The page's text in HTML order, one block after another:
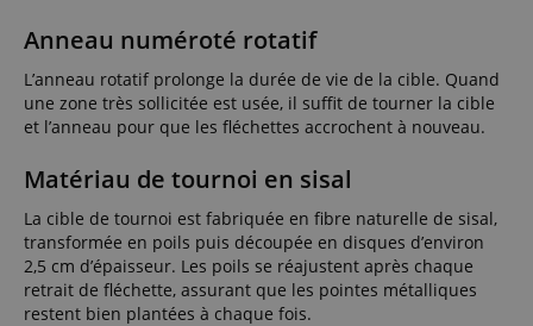
Anneau numéroté rotatif
L’anneau rotatif prolonge la durée de vie de la cible. Quand
une zone très sollicitée est usée, il suffit de tourner la cible
et l’anneau pour que les fléchettes accrochent à nouveau.
Matériau de tournoi en sisal
La cible de tournoi est fabriquée en fibre naturelle de sisal,
transformée en poils puis découpée en disques d’environ
2,5 cm d’épaisseur. Les poils se réajustent après chaque
retrait de fléchette, assurant que les pointes métalliques
restent bien plantées à chaque fois.